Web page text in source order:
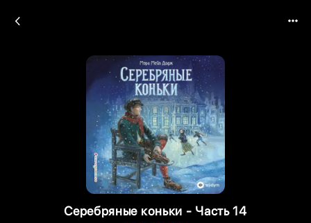
Серебряные коньки - Часть 14